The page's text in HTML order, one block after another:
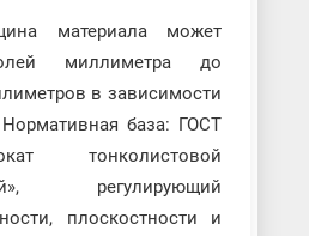
материала может
миллиметра до
в зависимости
база: ГОСТ
тонколистовой
регулирующий
плоскостности и